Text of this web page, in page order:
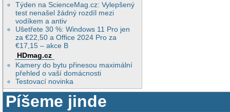
Týden na ScienceMag.cz: Vylepšený
test nenašel žádný rozdíl mezi
vodíkem a antiv
Ušetřete 30 %: Windows 11 Pro jen
za €22,50 a Office 2024 Pro za
€17,15 – akce B
HDmag.cz
Kamery do bytu přinesou maximální
přehled o vaší domácnosti
Testovací novinka
Píšeme jinde